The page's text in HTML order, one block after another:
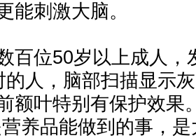
能刺激大脑。
百位50岁以上成人，
人，脑部扫描显示
额叶特别有保护效果
养品能做到的事，